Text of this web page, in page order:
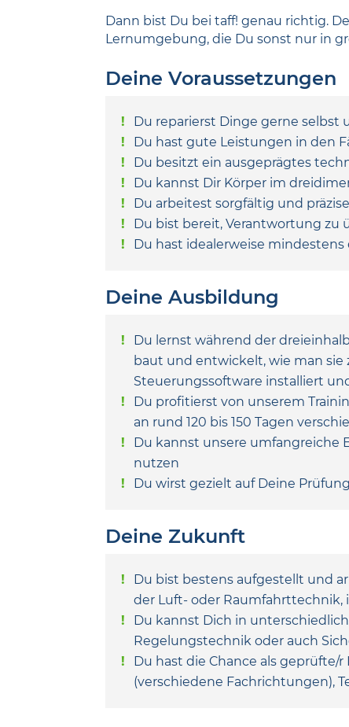
Dann bist Du bei taff! genau richtig.
Lernumgebung, die Du sonst nur in
Deine Voraussetzungen
Du reparierst Dinge gerne selbst
Du hast gute Leistungen in den
Du besitzt ein ausgeprägtes
Du kannst Dir Körper im
Du arbeitest sorgfältig und
Du bist bereit, Verantwortung zu
Du hast idealerweise mindestens
Deine Ausbildung
Du lernst während der
baut und entwickelt, wie man
Steuerungssoftware installiert
Du profitierst von unserem
an rund 120 bis 150 Tagen
Du kannst unsere umfangreiche
nutzen
Du wirst gezielt auf Deine
Deine Zukunft
Du bist bestens aufgestellt und
der Luft- oder
Du kannst Dich in
Regelungstechnik oder auch
Du hast die Chance als
(verschiedene Fachrichtungen),